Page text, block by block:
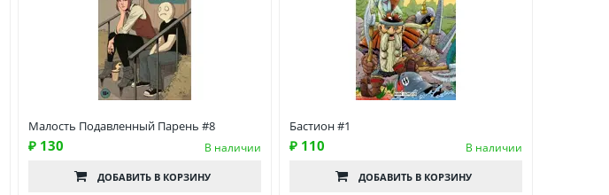
Малость Подавленный Парень #8
₽ 130 В наличии
ДОБАВИТЬ В КОРЗИНУ
Бастион #1
₽ 110 В наличии
ДОБАВИТЬ В КОРЗИНУ